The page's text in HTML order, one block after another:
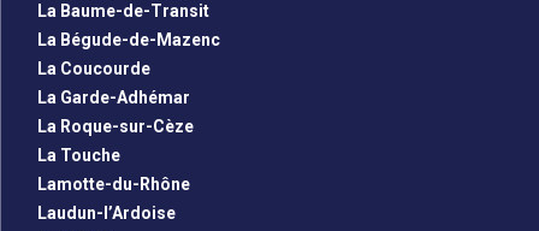
La Baume-de-Transit
La Bégude-de-Mazenc
La Coucourde
La Garde-Adhémar
La Roque-sur-Cèze
La Touche
Lamotte-du-Rhône
Laudun-l’Ardoise